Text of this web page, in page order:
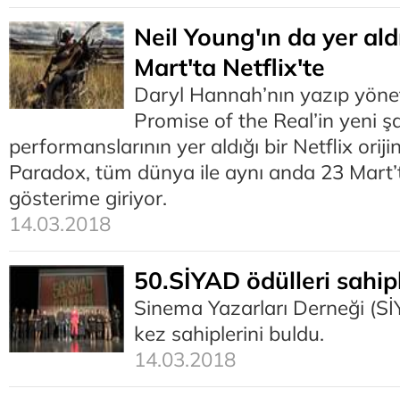
Neil Young'ın da yer
Mart'ta Netflix'te
Daryl Hannah’nın yazıp
Promise of the Real’in yeni
performanslarının yer aldığı bir Netflix
Paradox, tüm dünya ile aynı anda 23
gösterime giriyor.
14.03.2018
50.SİYAD ödülleri
Sinema Yazarları Derneği
kez sahiplerini buldu.
14.03.2018